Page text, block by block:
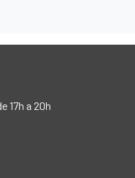
17h a 20h